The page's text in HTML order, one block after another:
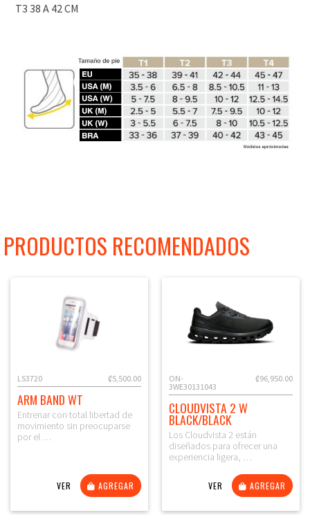
T3 38 A 42 CM
PRODUCTOS RECOMENDADOS
₡5,500.00
LS3720
ARM BAND WT
Entrenar con total libertad de
movimiento sin preocuparse
por el …
VER AGREGAR
₡96,950.00
ON-
3WE30131043
CLOUDVISTA 2 W
BLACK/BLACK
Los Cloudvista 2 están
diseñados para ofrecer una
experiencia ligera, …
VER AGREGAR